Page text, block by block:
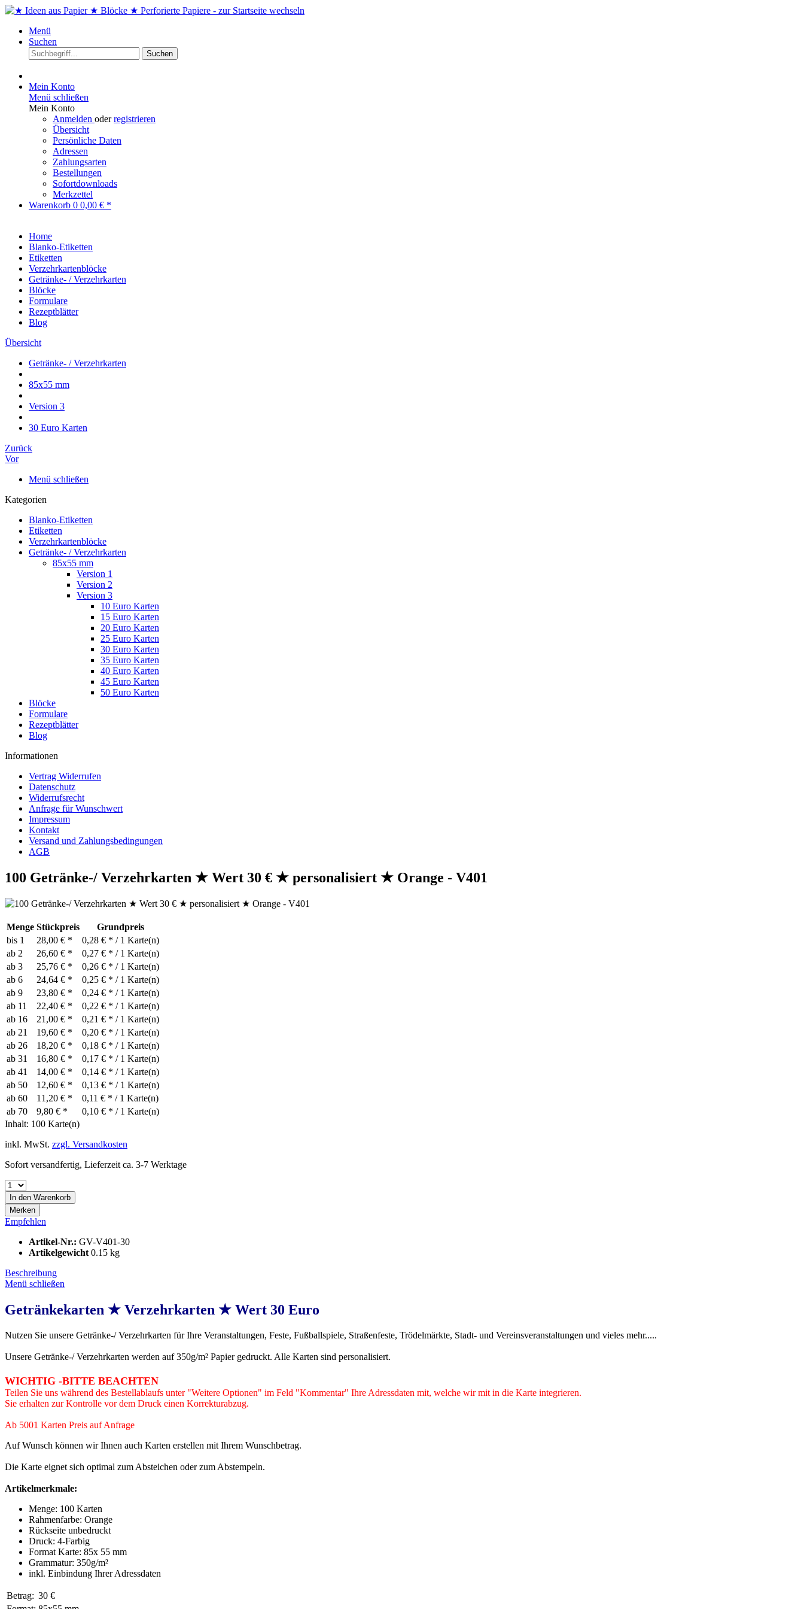
Menü
Suchen
Suchen
Mein Konto
Menü schließen
Mein Konto
Anmelden oderregistrieren
Übersicht
Persönliche Daten
Adressen
Zahlungsarten
Bestellungen
Sofortdownloads
Merkzettel
Warenkorb 0 0,00 € *
Home
Blanko-Etiketten
Etiketten
Verzehrkartenblöcke
Getränke- / Verzehrkarten
Blöcke
Formulare
Rezeptblätter
Blog
Übersicht
Getränke- / Verzehrkarten
85x55 mm
Version 3
30 Euro Karten
Zurück
Vor
Menü schließen
Kategorien
Blanko-Etiketten
Etiketten
Verzehrkartenblöcke
Getränke- / Verzehrkarten
85x55 mm
Version 1
Version 2
Version 3
10 Euro Karten
15 Euro Karten
20 Euro Karten
25 Euro Karten
30 Euro Karten
35 Euro Karten
40 Euro Karten
45 Euro Karten
50 Euro Karten
Blöcke
Formulare
Rezeptblätter
Blog
Informationen
Vertrag Widerrufen
Datenschutz
Widerrufsrecht
Anfrage für Wunschwert
Impressum
Kontakt
Versand und Zahlungsbedingungen
AGB
100 Getränke-/ Verzehrkarten ★ Wert 30 € ★ personalisiert ★ Orange - V401
Menge Stückpreis
Grundpreis
bis 1 28,00 € *
0,28 € * / 1 Karte(n)
ab 2 26,60 € *
0,27 € * / 1 Karte(n)
ab 3 25,76 € *
0,26 € * / 1 Karte(n)
ab 6 24,64 € *
0,25 € * / 1 Karte(n)
ab 9 23,80 € *
0,24 € * / 1 Karte(n)
ab 11 22,40 € *
0,22 € * / 1 Karte(n)
ab 16 21,00 € *
0,21 € * / 1 Karte(n)
ab 21 19,60 € *
0,20 € * / 1 Karte(n)
ab 26 18,20 € *
0,18 € * / 1 Karte(n)
ab 31 16,80 € *
0,17 € * / 1 Karte(n)
ab 41 14,00 € *
0,14 € * / 1 Karte(n)
ab 50 12,60 € *
0,13 € * / 1 Karte(n)
ab 60 11,20 € *
0,11 € * / 1 Karte(n)
ab 70 9,80 € *
0,10 € * / 1 Karte(n)
Inhalt: 100 Karte(n)
inkl. MwSt. zzgl. Versandkosten
Sofort versandfertig, Lieferzeit ca. 3-7 Werktage
In den Warenkorb
Merken
Empfehlen
Artikel-Nr.: GV-V401-30
Artikelgewicht 0.15 kg
Beschreibung
Menü schließen
Getränkekarten ★ Verzehrkarten ★ Wert 30 Euro
Nutzen Sie unsere Getränke-/ Verzehrkarten für Ihre Veranstaltungen, Feste, Fußballspiele, Straßenfeste, Trödelmärkte, Stadt- und Vereinsveranstaltungen und vieles mehr.....
Unsere Getränke-/ Verzehrkarten werden auf 350g/m² Papier gedruckt. Alle Karten sind personalisiert.
WICHTIG -BITTE BEACHTEN
Teilen Sie uns während des Bestellablaufs unter "Weitere Optionen" im Feld "Kommentar" Ihre Adressdaten mit, welche wir mit in die Karte integrieren.
Sie erhalten zur Kontrolle vor dem Druck einen Korrekturabzug.
Ab 5001 Karten Preis auf Anfrage
Auf Wunsch können wir Ihnen auch Karten erstellen mit Ihrem Wunschbetrag.
Die Karte eignet sich optimal zum Absteichen oder zum Abstempeln.
Artikelmerkmale:
Menge: 100 Karten
Rahmenfarbe: Orange
Rückseite unbedruckt
Druck: 4-Farbig
Format Karte: 85x 55 mm
Grammatur: 350g/m²
inkl. Einbindung Ihrer Adressdaten
Betrag: 30 €